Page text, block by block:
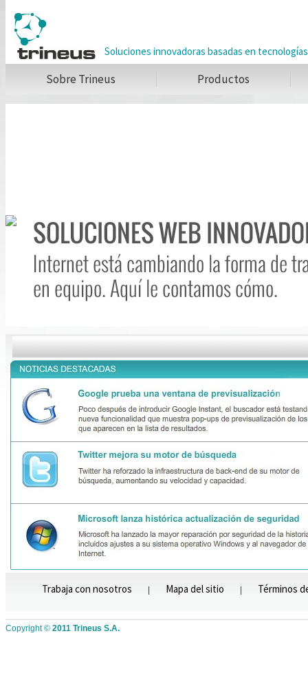
Soluciones innovadoras basadas en
Sobre Trineus Productos
Trabaja con nosotros Mapa del sitio Términos
Copyright © 2011 Trineus S.A.